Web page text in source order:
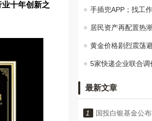
业十年创新之
手插兜APP；找工
居民资产再配置热
黄金价格剧烈震荡
5家快递企业联合调
最新文章
1 国投白银基金公